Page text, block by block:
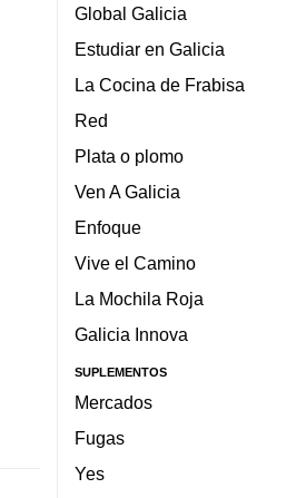
Global Galicia
Estudiar en Galicia
La Cocina de Frabisa
Red
Plata o plomo
Ven A Galicia
Enfoque
Vive el Camino
La Mochila Roja
Galicia Innova
SUPLEMENTOS
Mercados
Fugas
Yes